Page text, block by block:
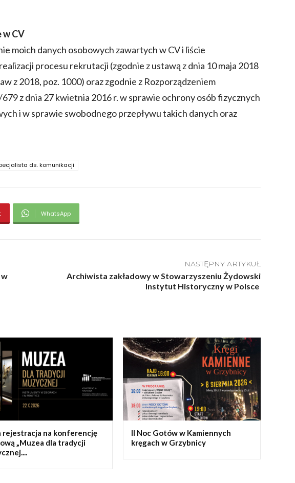
w CV
moich danych osobowych zawartych w CV i liście
procesu rekrutacji (zgodnie z ustawą z dnia 10 maja 2018
z 2018, poz. 1000) oraz zgodnie z Rozporządzeniem
z dnia 27 kwietnia 2016 r. w sprawie ochrony osób fizycznych
i w sprawie swobodnego przepływu takich danych oraz
ds. komunikacji
WhatsApp
NASTĘPNY ARTYKUŁ
Archiwista zakładowy w Stowarzyszeniu Żydowski
Instytut Historyczny w Polsce
rejestracja na konferencję
„Muzea dla tradycji
II Noc Gotów w Kamiennych
kręgach w Grzybnicy